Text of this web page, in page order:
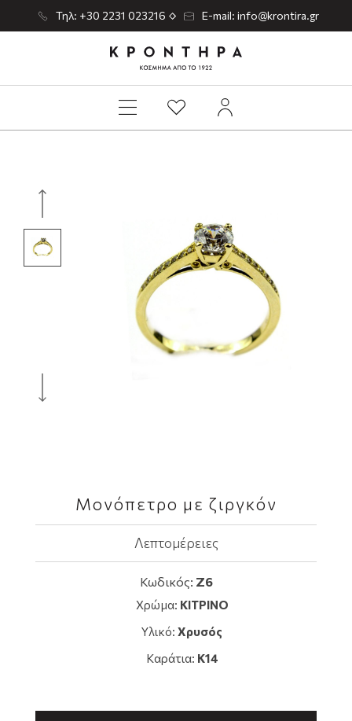
Τηλ: +30 2231 023216 E-mail: info@krontira.gr
Μονόπετρο με ζιργκόν
Λεπτομέρειες
Κωδικός: Z6
Χρώμα: ΚΙΤΡΙΝΟ
Υλικό: Χρυσός
Καράτια: K14